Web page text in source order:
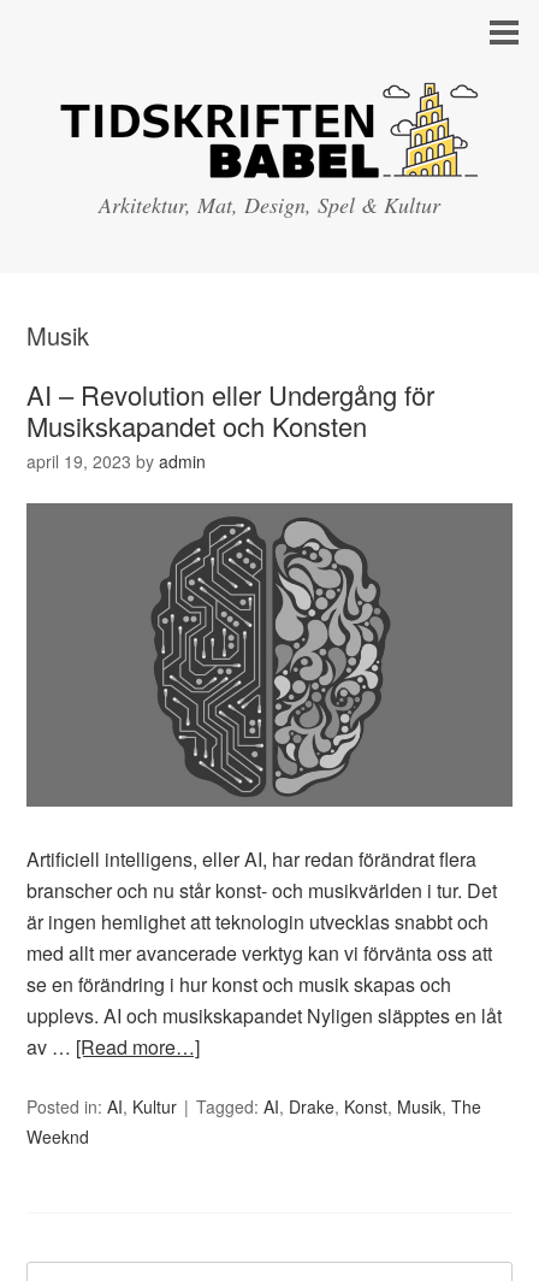
Arkitektur, Mat, Design, Spel & Kultur
Musik
AI – Revolution eller Undergång för
Musikskapandet och Konsten
april 19, 2023 byadmin
Artificiell intelligens, eller AI, har redan förändrat flera
branscher och nu står konst- och musikvärlden i tur. Det
är ingen hemlighet att teknologin utvecklas snabbt och
med allt mer avancerade verktyg kan vi förvänta oss att
se en förändring i hur konst och musik skapas och
upplevs. AI och musikskapandet Nyligen släpptes en låt
av … [Read more…]
Posted in:AI, Kultur Tagged:AI, Drake, Konst, Musik,The
Weeknd